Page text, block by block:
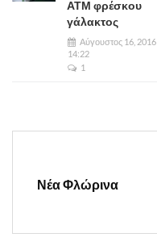
ΑΤΜ φρέσκου
γάλακτος
Αύγουστος 16, 2016
14:22
1
Νέα Φλώρινα